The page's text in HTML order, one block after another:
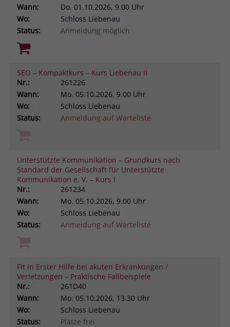
Wann:
Do. 01.10.2026, 9.00 Uhr
Wo:
Schloss Liebenau
Status:
Anmeldung möglich
SEO – Kompaktkurs – Kurs Liebenau II
Nr.:
261226
Wann:
Mo. 05.10.2026, 9.00 Uhr
Wo:
Schloss Liebenau
Status:
Anmeldung auf Warteliste
Unterstützte Kommunikation – Grundkurs nach
Standard der Gesellschaft für Unterstützte
Kommunikation e. V. – Kurs I
Nr.:
261234
Wann:
Mo. 05.10.2026, 9.00 Uhr
Wo:
Schloss Liebenau
Status:
Anmeldung auf Warteliste
Fit in Erster Hilfe bei akuten Erkrankungen /
Verletzungen – Praktische Fallbeispiele
Nr.:
261D40
Wann:
Mo. 05.10.2026, 13.30 Uhr
Wo:
Schloss Liebenau
Status:
Plätze frei